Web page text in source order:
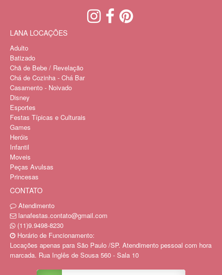
LANA LOCAÇÕES
Adulto
Batizado
Chã de Bebe / Revelação
Chá de Cozinha - Chá Bar
Casamento - Noivado
Disney
Esportes
Festas Típicas e Culturais
Games
Heróis
Infantil
Moveis
Peças Avulsas
Princesas
CONTATO
Atendimento
lanafestas.contato@gmail.com
(11)9.9498-8230
Horário de Funcionamento:
Locações apenas para São Paulo /SP. Atendimento pessoal com hora
marcada. Rua Inglês de Sousa 560 - Sala 10